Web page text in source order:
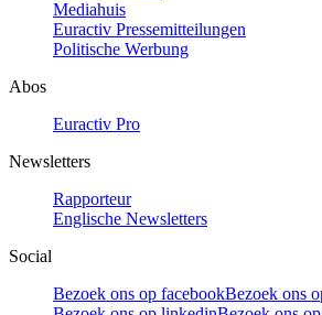
Mediahuis
Euractiv Pressemitteilungen
Politische Werbung
Abos
Euractiv Pro
Newsletters
Rapporteur
Englische Newsletters
Social
Bezoek ons op facebookBezoek ons